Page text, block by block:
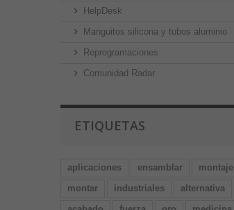
HelpDesk
Manguitos silicona y tubos aluminio
Reprogramaciones
Comunidad Radar
ETIQUETAS
aplicaciones ensamblar
montaje
montar
industriales
alternativa